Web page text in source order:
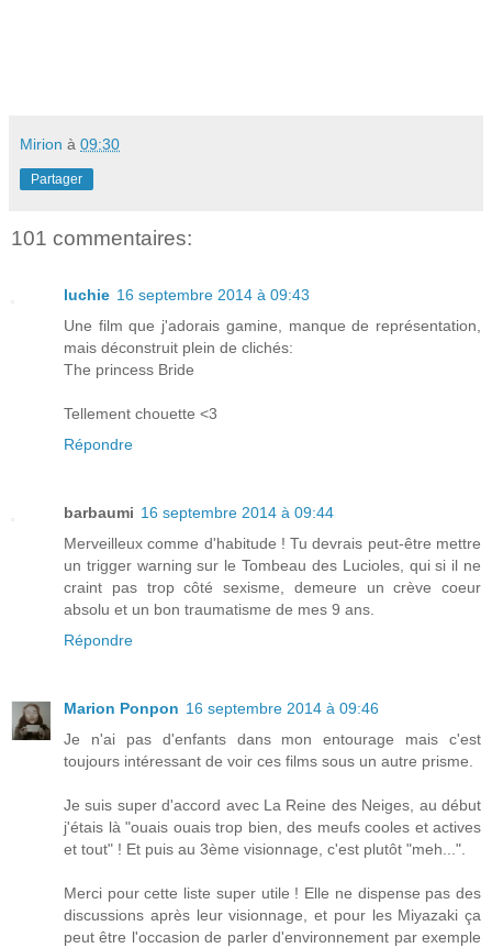
Mirion à 09:30
Partager
101 commentaires:
luchie 16 septembre 2014 à 09:43
Une film que j'adorais gamine, manque de représentation,
mais déconstruit plein de clichés:
The princess Bride
Tellement chouette <3
Répondre
barbaumi 16 septembre 2014 à 09:44
Merveilleux comme d'habitude ! Tu devrais peut-être mettre
un trigger warning sur le Tombeau des Lucioles, qui si il ne
craint pas trop côté sexisme, demeure un crève coeur
absolu et un bon traumatisme de mes 9 ans.
Répondre
Marion Ponpon 16 septembre 2014 à 09:46
Je n'ai pas d'enfants dans mon entourage mais c'est
toujours intéressant de voir ces films sous un autre prisme.
Je suis super d'accord avec La Reine des Neiges, au début
j'étais là "ouais ouais trop bien, des meufs cooles et actives
et tout" ! Et puis au 3ème visionnage, c'est plutôt "meh...".
Merci pour cette liste super utile ! Elle ne dispense pas des
discussions après leur visionnage, et pour les Miyazaki ça
peut être l'occasion de parler d'environnement par exemple